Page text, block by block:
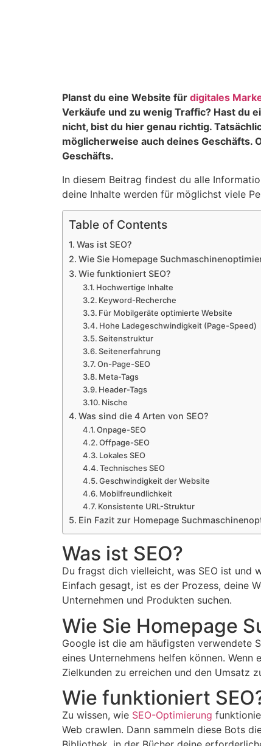
Planst du eine Website für digitales
Verkäufe und zu wenig Traffic? Hast du
nicht, bist du hier genau richtig.
möglicherweise auch deines Geschäfts.
Geschäfts.
In diesem Beitrag findest du alle
deine Inhalte werden für möglichst viele
Table of Contents
Was ist SEO?
Wie Sie Homepage
Wie funktioniert SEO?
Hochwertige Inhalte
Keyword-Recherche
Für Mobilgeräte optimierte Website
Hohe Ladegeschwindigkeit (Page-Speed)
Seitenstruktur
Seitenerfahrung
On-Page-SEO
Meta-Tags
Header-Tags
Nische
Was sind die 4 Arten von SEO?
Onpage-SEO
Offpage-SEO
Lokales SEO
Technisches SEO
Geschwindigkeit der Website
Mobilfreundlichkeit
Konsistente URL-Struktur
Ein Fazit zur Homepage
Was ist SEO?
Du fragst dich vielleicht, was SEO ist und
Einfach gesagt, ist es der Prozess, deine
Unternehmen und Produkten suchen.
Wie Sie Homepage
Google ist die am häufigsten verwendete
eines Unternehmens helfen können.
Zielkunden zu erreichen und den Umsatz
Wie funktioniert
Zu wissen, wie SEO-Optimierung
Web crawlen. Dann sammeln diese Bots